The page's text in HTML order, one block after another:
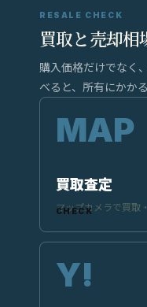
RESALE CHECK
買取と売却相
購入価格だけでなく
べると、所有にかか
買取査定
マップカメラで買取